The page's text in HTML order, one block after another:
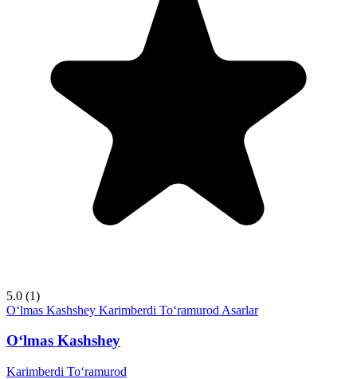
5.0 (1)
O‘lmas Kashshey Karimberdi To‘ramurod Asarlar
O‘lmas Kashshey
Karimberdi To‘ramurod